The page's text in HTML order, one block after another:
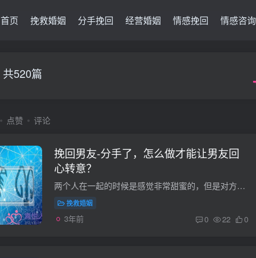
首页 挽救婚姻 分手挽回 经营婚姻 情感挽回 情感咨询
共520篇
点赞 评论
挽回男友-分手了，怎么做才能让男友回
心转意？
两个人在一起的时候是感觉非常甜蜜的，但是对方一旦离开了自己，你就会发现就像是到了世界末日一样了，所以说，分手是会给人带来非常大的伤害的。当一个女生分手之后想要挽回前男友，应该怎么做...
挽救婚姻
3年前 0 22 0